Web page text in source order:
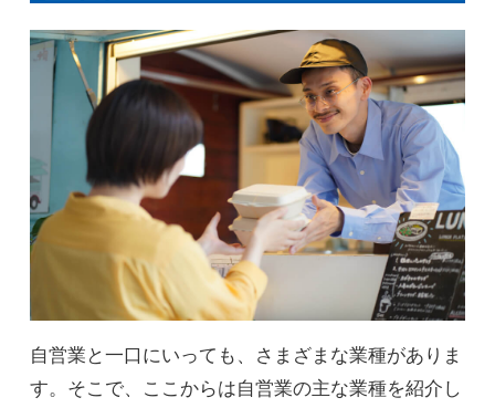
自営業と一口にいっても、さまざまな業種がありま
す。そこで、ここからは自営業の主な業種を紹介し